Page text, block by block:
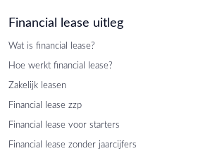
Financial lease uitleg
Wat is financial lease?
Hoe werkt financial lease?
Zakelijk leasen
Financial lease zzp
Financial lease voor starters
Financial lease zonder jaarcijfers